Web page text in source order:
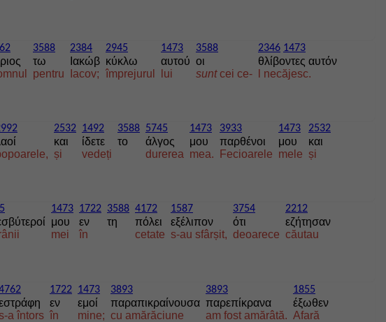
3588
τω
pentru
2384
Ιακώβ
Iacov;
2945
κύκλω
împrejurul
1473
αυτού
lui
3588
οι
suntcei ce-
2346 1473
θλίβοντες αυτόν
l necăjesc.
2532
και
și
1492
ίδετε
vedeți
3588
το
5745
άλγος
durerea
1473
μου
mea.
3933
παρθένοι
Fecioarele
1473
μου
mele
2532
και
și
1473
μου
mei
1722
εν
în
3588
τη
4172
πόλει
cetate
1587
εξέλιπον
s-au sfârșit,
3754
ότι
deoarece
2212
εζήτησαν
căutau
s-a întors
1722
εν
în
1473
εμοί
mine;
3893
παραπικραίνουσα
cu amărăciune
3893
παρεπίκρανα
am fost amărâtă.
1855
έξωθεν
Afară